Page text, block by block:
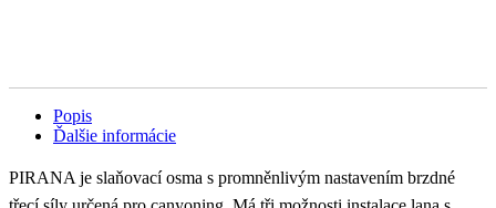
Popis
Ďalšie informácie
PIRANA je slaňovací osma s promněnlivým nastavením brzdné